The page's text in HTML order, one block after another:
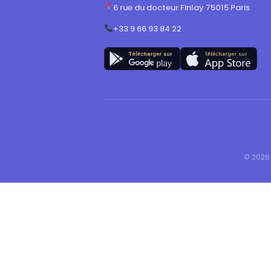
6 rue du docteur Finlay 75015 Paris
+33 9 66 93 84 22
© 2026